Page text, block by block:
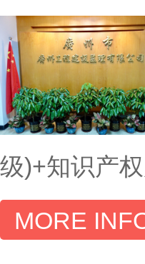
级)+知识产
MORE